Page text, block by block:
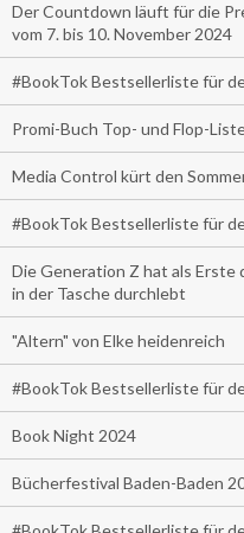
Der Countdown läuft für die
vom 7. bis 10. November 2024
#BookTok Bestsellerliste für
Promi-Buch Top- und Flop-
Media Control kürt den
#BookTok Bestsellerliste für
Die Generation Z hat als
in der Tasche durchlebt
"Altern" von Elke heidenreich
#BookTok Bestsellerliste für
Book Night 2024
Bücherfestival Baden-Baden